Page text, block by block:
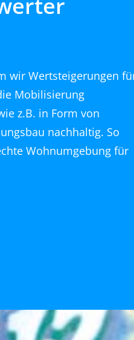
wir Wertsteigerungen
Mobilisierung
z.B. in Form von
nachhaltig. So
Wohnumgebung für